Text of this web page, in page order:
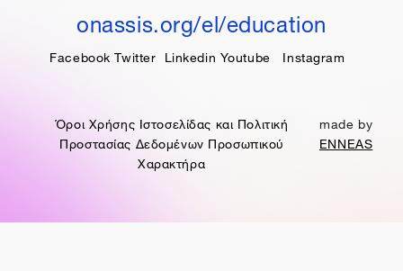
onassis.org/el/education
Facebook Twitter Linkedin Youtube Instagram
Όροι Χρήσης Ιστοσελίδας και Πολιτική
Προστασίας Δεδομένων Προσωπικού
Χαρακτήρα
made by
ENNEAS